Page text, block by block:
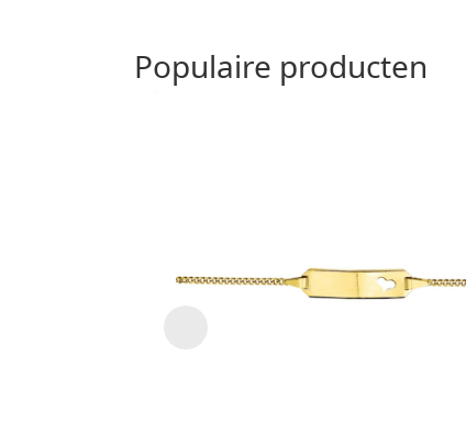
Populaire producten